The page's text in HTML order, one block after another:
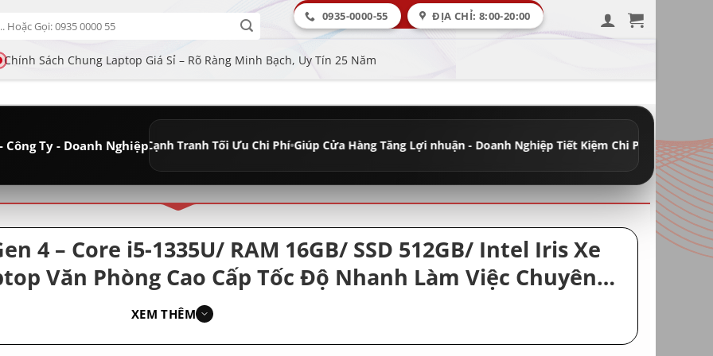
0935-0000-55 ĐỊA CHỈ: 8:00-20:00
Chính Sách Chung Laptop Giá Sỉ – Rõ Ràng Minh Bạch, Uy Tín 25 Năm
loại
Công Ty - Doanh Nghiệp
Dài•Giá Sỉ Cạnh Tranh Tối Ưu Chi Phí•Giúp Cửa Hàng Tăng Lợi nhuận - Doanh Nghiệp Tiết Kiệm Chi Phí• Đầy Đủ Máy Học Tập -
4 – Core i5-1335U/ RAM 16GB/ SSD 512GB/ Intel Iris Xe
Văn Phòng Cao Cấp Tốc Độ Nhanh Làm Việc Chuyên
Nghiệp
XEM THÊM